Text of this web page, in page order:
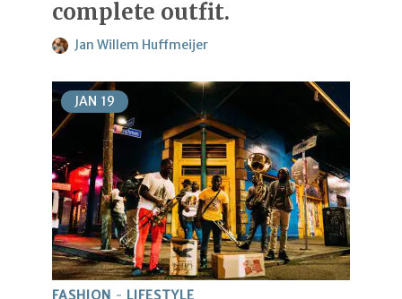
complete outfit.
Jan Willem Huffmeijer
JAN 19
FASHION LIFESTYLE